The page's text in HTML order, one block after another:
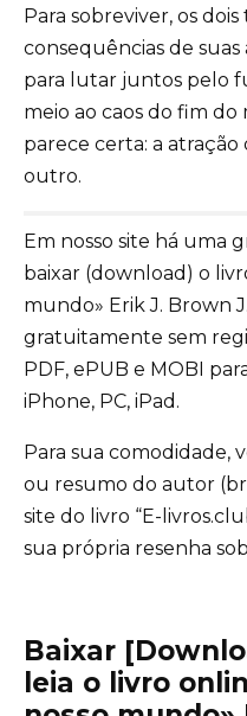
Para sobreviver, os
consequências de
para lutar juntos pelo
meio ao caos do fim do
parece certa: a
outro.
Em nosso site há uma
baixar (download) o
mundo» Erik J. Brown
gratuitamente sem
PDF, ePUB e MOBI
iPhone, PC, iPad.
Para sua comodidade,
ou resumo do autor
site do livro “E-
sua própria resenha
Baixar
leia o livro